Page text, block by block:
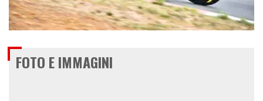
€ 9.540
FOTO E IMMAGINI